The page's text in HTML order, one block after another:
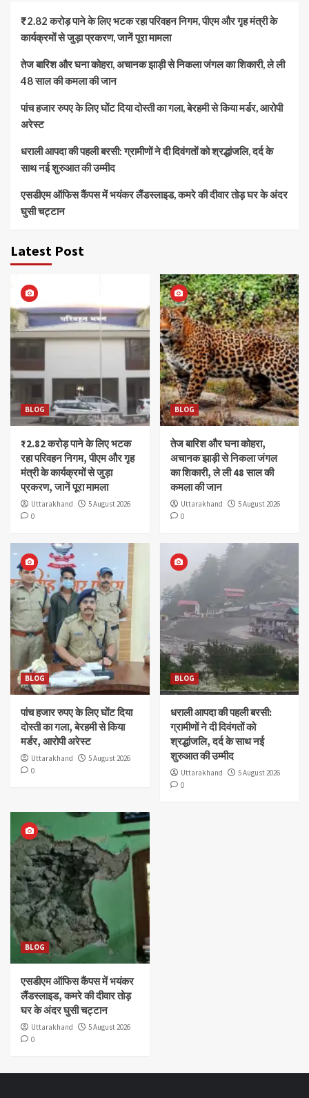
₹2.82 करोड़ पाने के लिए भटक रहा परिवहन निगम, पीएम और गृह मंत्री के
कार्यक्रमों से जुड़ा प्रकरण, जानें पूरा मामला
तेज बारिश और घना कोहरा, अचानक झाड़ी से निकला जंगल का शिकारी, ले ली
48 साल की कमला की जान
पांच हजार रुपए के लिए घोंट दिया दोस्ती का गला, बेरहमी से किया मर्डर, आरोपी
अरेस्ट
धराली आपदा की पहली बरसी: ग्रामीणों ने दी दिवंगतों को श्रद्धांजलि, दर्द के
साथ नई शुरुआत की उम्मीद
एसडीएम ऑफिस कैंपस में भयंकर लैंडस्लाइड, कमरे की दीवार तोड़ घर के अंदर
घुसी चट्टान
Latest Post
BLOG
₹2.82 करोड़ पाने के लिए भटक
रहा परिवहन निगम, पीएम और गृह
मंत्री के कार्यक्रमों से जुड़ा
प्रकरण, जानें पूरा मामला
Uttarakhand
5 August 2026
0
BLOG
तेज बारिश और घना कोहरा,
अचानक झाड़ी से निकला जंगल
का शिकारी, ले ली 48 साल की
कमला की जान
Uttarakhand
5 August 2026
0
BLOG
पांच हजार रुपए के लिए घोंट दिया
दोस्ती का गला, बेरहमी से किया
मर्डर, आरोपी अरेस्ट
Uttarakhand
5 August 2026
0
BLOG
धराली आपदा की पहली बरसी:
ग्रामीणों ने दी दिवंगतों को
श्रद्धांजलि, दर्द के साथ नई
शुरुआत की उम्मीद
Uttarakhand
5 August 2026
0
BLOG
एसडीएम ऑफिस कैंपस में भयंकर
लैंडस्लाइड, कमरे की दीवार तोड़
घर के अंदर घुसी चट्टान
Uttarakhand
5 August 2026
0